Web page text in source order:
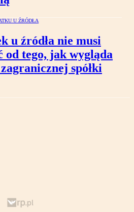
U ŹRÓDŁA
u źródła nie musi
od tego, jak wygląda
spółki